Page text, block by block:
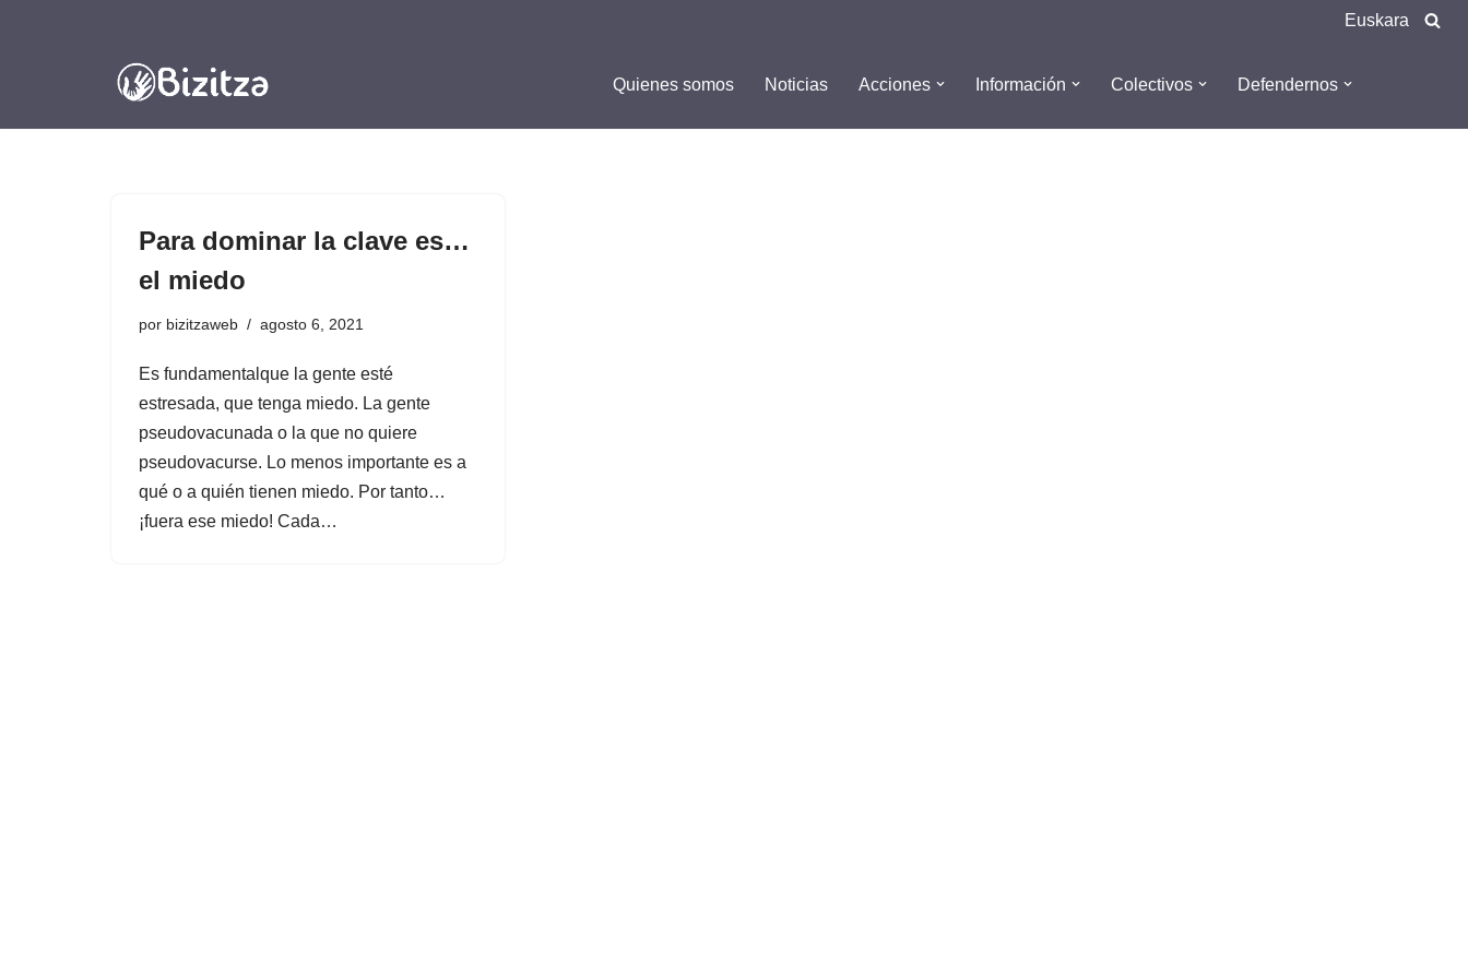
Euskara
Quienes somos Noticias Acciones Información Colectivos Defendernos
Para dominar la clave es…
el miedo
por bizitzaweb agosto 6, 2021
Es fundamentalque la gente esté
estresada, que tenga miedo. La gente
pseudovacunada o la que no quiere
pseudovacurse. Lo menos importante es a
qué o a quién tienen miedo. Por tanto…
¡fuera ese miedo! Cada…